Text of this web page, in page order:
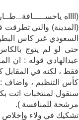
(ااااه
(المدينة) والتي
السعودي غير كاس
حتى لو لم يتوج
فقط ، لكنه في
كأس التنظيم ، واضاف
سنقول لمنتخبات اتت
مرشحة للمنافسة ).
تشكيك في ولاء وإخلاص